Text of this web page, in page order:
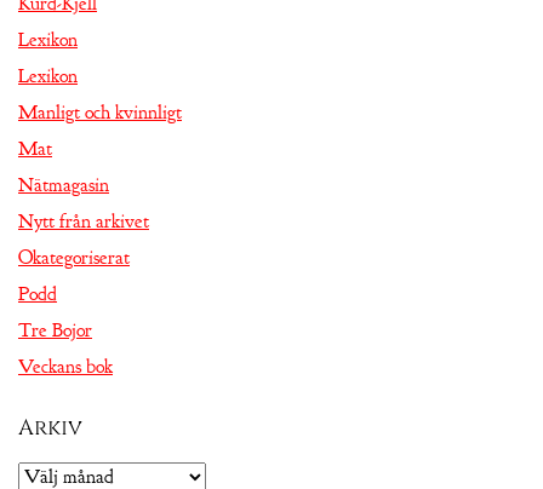
Lexikon
Lexikon
Manligt och kvinnligt
Mat
Nätmagasin
Nytt från arkivet
Okategoriserat
Podd
Tre Bojor
Veckans bok
Arkiv
Arkiv